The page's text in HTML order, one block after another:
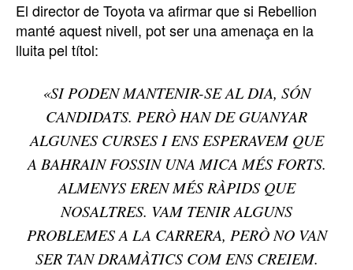
El director de Toyota va afirmar que si Rebellion
manté aquest nivell, pot ser una amenaça en la
lluita pel títol:
«SI PODEN MANTENIR-SE AL DIA, SÓN
CANDIDATS. PERÒ HAN DE GUANYAR
ALGUNES CURSES I ENS ESPERAVEM QUE
A BAHRAIN FOSSIN UNA MICA MÉS FORTS.
ALMENYS EREN MÉS RÀPIDS QUE
NOSALTRES. VAM TENIR ALGUNS
PROBLEMES A LA CARRERA, PERÒ NO VAN
SER TAN DRAMÀTICS COM ENS CREIEM.